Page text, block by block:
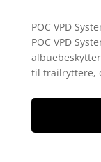
ud af 5
baseret
på
kundebedø
mmelser
POC VPD
POC VPD
til trailryttere,